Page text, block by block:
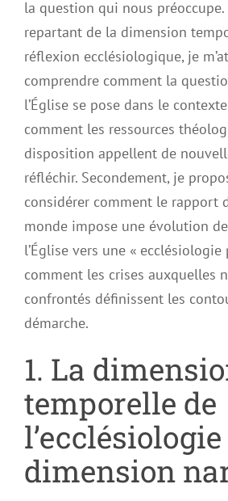
la question qui nous préoccupe.
repartant de la dimension
réflexion ecclésiologique, je
comprendre comment la
l’Église se pose dans le
comment les ressources
disposition appellent de
réfléchir. Secondement, je
considérer comment le rapport
monde impose une évolution
l’Église vers une «
comment les crises auxquelles
confrontés définissent les
démarche.
1. La
temporelle de
dimension